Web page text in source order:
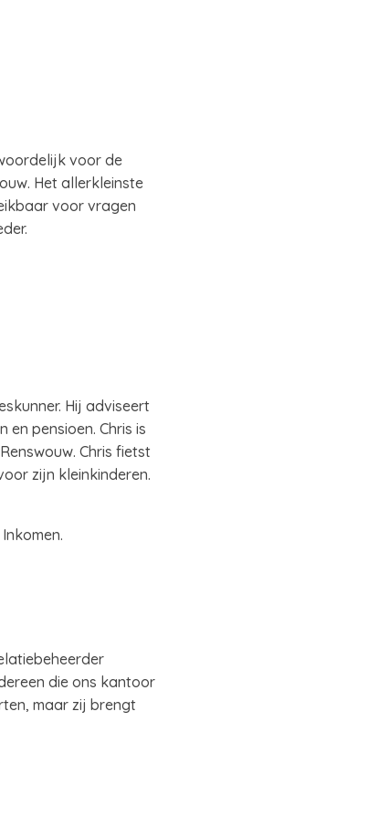
voor de
Het allerkleinste
voor vragen
Hij adviseert
pensioen. Chris is
Chris fietst
zijn kleinkinderen.
die ons kantoor
maar zij brengt